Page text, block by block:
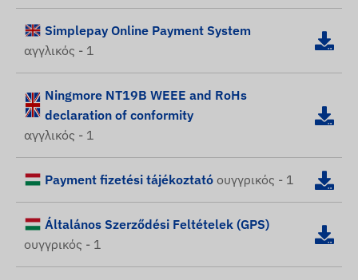
Simplepay Online Payment System
αγγλικός - 1
Ningmore NT19B WEEE and RoHs
declaration of conformity
αγγλικός - 1
Payment fizetési tájékoztató ουγγρικός - 1
Általános Szerződési Feltételek (GPS)
ουγγρικός - 1